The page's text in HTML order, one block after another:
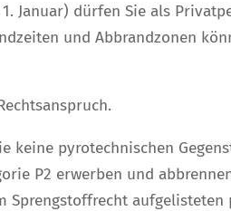
Januar) dürfen Sie als
und Abbrandzonen
keine pyrotechnischen
P2 erwerben und
aufgelisteten